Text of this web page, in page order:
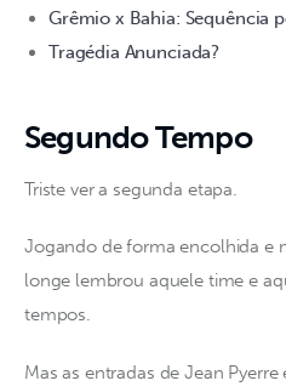
Grêmio x Bahia: Sequência
Tragédia Anunciada?
Segundo Tempo
Triste ver a segunda etapa.
Jogando de forma encolhida e
longe lembrou aquele time e
tempos.
Mas as entradas de Jean